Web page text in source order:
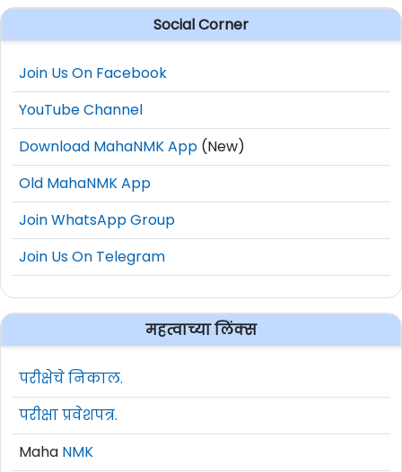
Social Corner
Join Us On Facebook
YouTube Channel
Download MahaNMK App (New)
Old MahaNMK App
Join WhatsApp Group
Join Us On Telegram
महत्वाच्या लिंक्स
परीक्षेचे निकाल.
परीक्षा प्रवेशपत्र.
Maha NMK